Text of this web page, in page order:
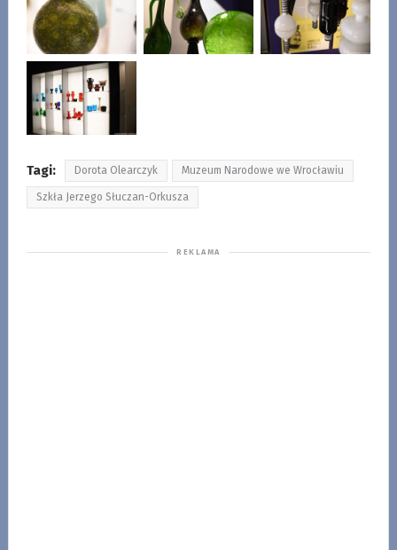
Tagi: Dorota Olearczyk Muzeum Narodowe we Wrocławiu
Szkła Jerzego Słuczan-Orkusza